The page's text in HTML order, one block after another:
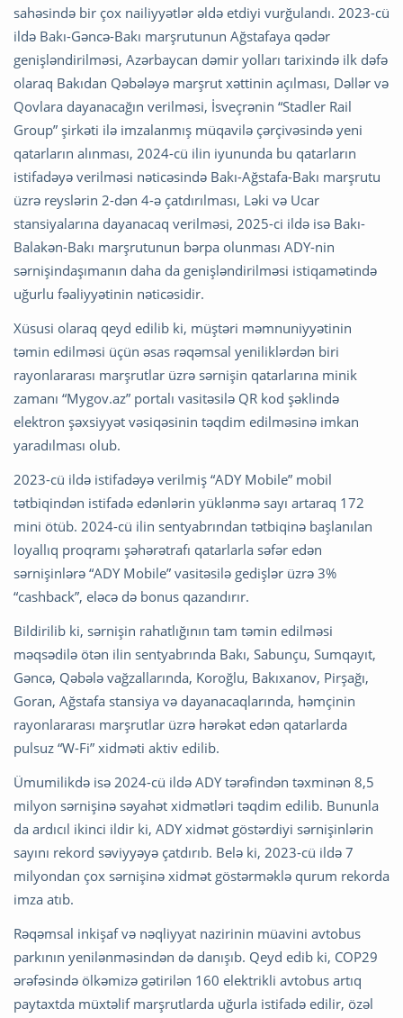
sahəsində bir çox nailiyyətlər əldə etdiyi vurğulandı. 2023-cü
ildə Bakı-Gəncə-Bakı marşrutunun Ağstafaya qədər
genişləndirilməsi, Azərbaycan dəmir yolları tarixində ilk dəfə
olaraq Bakıdan Qəbələyə marşrut xəttinin açılması, Dəllər və
Qovlara dayanacağın verilməsi, İsveçrənin “Stadler Rail
Group” şirkəti ilə imzalanmış müqavilə çərçivəsində yeni
qatarların alınması, 2024-cü ilin iyununda bu qatarların
istifadəyə verilməsi nəticəsində Bakı-Ağstafa-Bakı marşrutu
üzrə reyslərin 2-dən 4-ə çatdırılması, Ləki və Ucar
stansiyalarına dayanacaq verilməsi, 2025-ci ildə isə Bakı-
Balakən-Bakı marşrutunun bərpa olunması ADY-nin
sərnişindaşımanın daha da genişləndirilməsi istiqamətində
uğurlu fəaliyyətinin nəticəsidir.
Xüsusi olaraq qeyd edilib ki, müştəri məmnuniyyətinin
təmin edilməsi üçün əsas rəqəmsal yeniliklərdən biri
rayonlararası marşrutlar üzrə sərnişin qatarlarına minik
zamanı “Mygov.az” portalı vasitəsilə QR kod şəklində
elektron şəxsiyyət vəsiqəsinin təqdim edilməsinə imkan
yaradılması olub.
2023-cü ildə istifadəyə verilmiş “ADY Mobile” mobil
tətbiqindən istifadə edənlərin yüklənmə sayı artaraq 172
mini ötüb. 2024-cü ilin sentyabrından tətbiqinə başlanılan
loyallıq proqramı şəhərətrafı qatarlarla səfər edən
sərnişinlərə “ADY Mobile” vasitəsilə gedişlər üzrə 3%
“cashback”, eləcə də bonus qazandırır.
Bildirilib ki, sərnişin rahatlığının tam təmin edilməsi
məqsədilə ötən ilin sentyabrında Bakı, Sabunçu, Sumqayıt,
Gəncə, Qəbələ vağzallarında, Koroğlu, Bakıxanov, Pirşağı,
Goran, Ağstafa stansiya və dayanacaqlarında, həmçinin
rayonlararası marşrutlar üzrə hərəkət edən qatarlarda
pulsuz “W-Fi” xidməti aktiv edilib.
Ümumilikdə isə 2024-cü ildə ADY tərəfindən təxminən 8,5
milyon sərnişinə səyahət xidmətləri təqdim edilib. Bununla
da ardıcıl ikinci ildir ki, ADY xidmət göstərdiyi sərnişinlərin
sayını rekord səviyyəyə çatdırıb. Belə ki, 2023-cü ildə 7
milyondan çox sərnişinə xidmət göstərməklə qurum rekorda
imza atıb.
Rəqəmsal inkişaf və nəqliyyat nazirinin müavini avtobus
parkının yenilənməsindən də danışıb. Qeyd edib ki, COP29
ərəfəsində ölkəmizə gətirilən 160 elektrikli avtobus artıq
paytaxtda müxtəlif marşrutlarda uğurla istifadə edilir, özəl